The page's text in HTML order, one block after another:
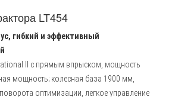
LT454
гибкий и эффективный
II с прямым впрыском, мощность
мощность; колесная база 1900 мм,
оптимизации, легкое управление